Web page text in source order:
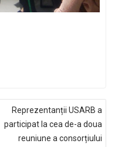
Reprezentanții USARB a
participat la cea de-a doua
reuniune a consorțiului